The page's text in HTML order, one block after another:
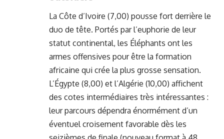
La Côte d’Ivoire (7,00) pousse fort derrière le
duo de tête. Portés par l’euphorie de leur
statut continental, les Éléphants ont les
armes offensives pour être la formation
africaine qui crée la plus grosse sensation.
L’Égypte (8,00) et l’Algérie (10,00) affichent
des cotes intermédiaires très intéressantes :
leur parcours dépendra énormément d’un
éventuel croisement favorable dès les